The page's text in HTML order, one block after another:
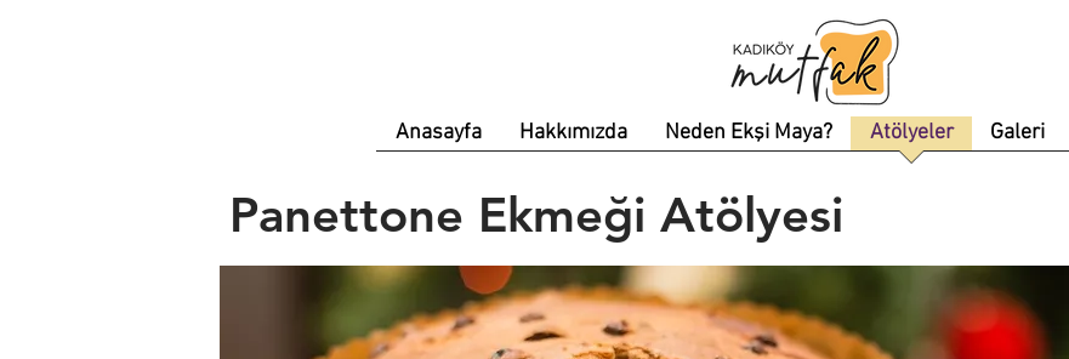
Anasayfa Hakkımızda Neden Ekşi Maya? Atölyeler Galeri
Panettone Ekmeği Atölyesi